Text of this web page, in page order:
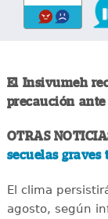
El Insivumeh
precaución
OTRAS
secuelas
El clima
agosto, según